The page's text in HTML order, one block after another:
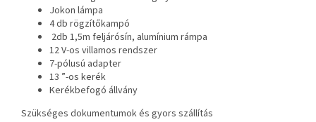
Jokon lámpa
4 db rögzítőkampó
2db 1,5m feljárósín, alumínium rámpa
12 V-os villamos rendszer
7-pólusú adapter
13 ”-os kerék
Kerékbefogó állvány
Szükséges dokumentumok és gyors szállítás